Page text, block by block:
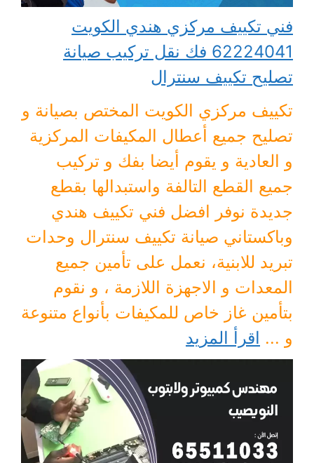
فني تكييف مركزي هندي الكويت
62224041 فك نقل تركيب صيانة
تصليح تكييف سنترال
تكييف مركزي الكويت المختص بصيانة و
تصليح جميع أعطال المكيفات المركزية
و العادية و يقوم أيضا بفك و تركيب
جميع القطع التالفة واستبدالها بقطع
جديدة نوفر افضل فني تكييف هندي
وباكستاني صيانة تكييف سنترال وحدات
تبريد للابنية، نعمل على تأمين جميع
المعدات و الاجهزة اللازمة ، و نقوم
بتأمين غاز خاص للمكيفات بأنواع متنوعة
و ... اقرأ المزيد